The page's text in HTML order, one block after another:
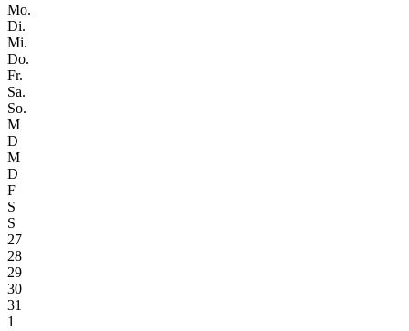
Mo.
Di.
Mi.
Do.
Fr.
Sa.
So.
M
D
M
D
F
S
S
27
28
29
30
31
1